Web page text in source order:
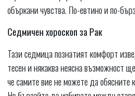
объркани чувства. По-евтино и по-
Седмичен хороскоп за Рак
Тази седмица познатият комфорт
тесен и някаква неясна възможност
че самите вие ​​не можете да обясните